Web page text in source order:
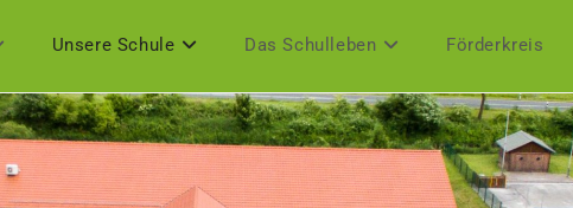
Unsere Schule Das Schulleben Förderkreis